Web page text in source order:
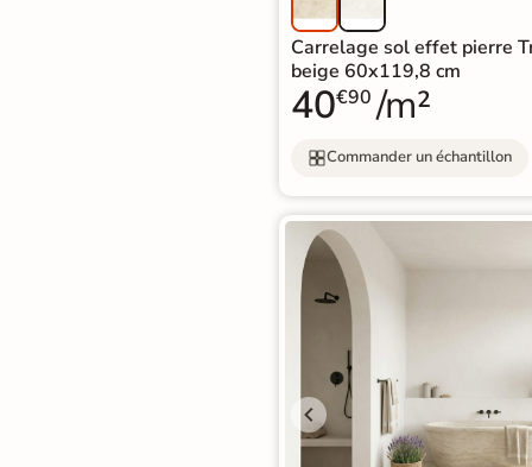
Carrelage sol effet pierre
beige 60x119,8 cm
40€90 /m²
Commander un échantillon